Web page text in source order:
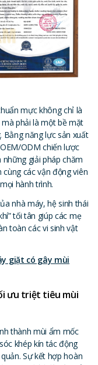
mực không chỉ là
phải là một bề mặt
năng lực sản xuất
ODM chiến lược
giải pháp chăm
các vận động viên
hành trình.
nhà máy, hệ sinh thái
tối tân giúp các mẹ
toàn các vi sinh vật
giặt có gây mùi
ưu triệt tiêu mùi
thành mùi ẩm mốc
khép kín tác động
Sự kết hợp hoàn